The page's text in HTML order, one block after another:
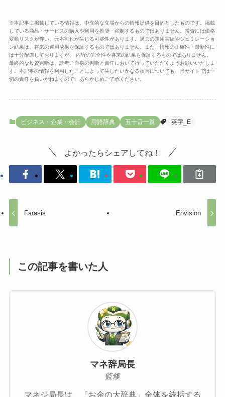
※本記事に掲載している情報は、中立的な立場からの情報提供を目的としたものです。掲載
している商品・サービスの購入や利用を推奨・強制するものではありません。投資には価格
変動リスクが伴い、元本割れが生じる可能性があります。過去の運用実績やシュミレーショ
ン結果は、将来の運用成果を保証するものではありません。また、情報の正確性・最新性に
は十分配慮しておりますが、 内容の完全性や将来の結果を保証するものではありません。
最終的な投資判断は、読者ご自身の判断と責任において行っていただくようお願いいたしま
す。本記事の情報を利用したことによって生じたいかなる損害についても、当サイトでは一
切の責任を負いかねますので、あらかじめご了承ください。
ビジネス・企業・会計 用語辞典 五十音一覧 英字_E
よかったらシェアしてね！
Farasis Envision
この記事を書いた人
マネ辞局長
監修
マネジ局長は、「お金の大辞典」全体を統括する